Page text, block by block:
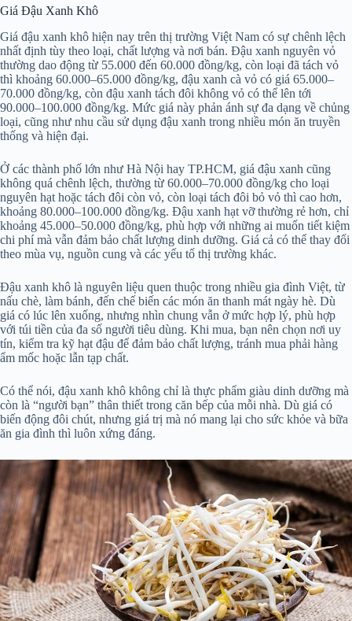
Giá Đậu Xanh Khô
Giá đậu xanh khô hiện nay trên thị trường Việt Nam có sự chênh lệch
nhất định tùy theo loại, chất lượng và nơi bán. Đậu xanh nguyên vỏ
thường dao động từ 55.000 đến 60.000 đồng/kg, còn loại đã tách vỏ
thì khoảng 60.000–65.000 đồng/kg, đậu xanh cà vỏ có giá 65.000–
70.000 đồng/kg, còn đậu xanh tách đôi không vỏ có thể lên tới
90.000–100.000 đồng/kg. Mức giá này phản ánh sự đa dạng về chủng
loại, cũng như nhu cầu sử dụng đậu xanh trong nhiều món ăn truyền
thống và hiện đại.
Ở các thành phố lớn như Hà Nội hay TP.HCM, giá đậu xanh cũng
không quá chênh lệch, thường từ 60.000–70.000 đồng/kg cho loại
nguyên hạt hoặc tách đôi còn vỏ, còn loại tách đôi bỏ vỏ thì cao hơn,
khoảng 80.000–100.000 đồng/kg. Đậu xanh hạt vỡ thường rẻ hơn, chỉ
khoảng 45.000–50.000 đồng/kg, phù hợp với những ai muốn tiết kiệm
chi phí mà vẫn đảm bảo chất lượng dinh dưỡng. Giá cả có thể thay đổi
theo mùa vụ, nguồn cung và các yếu tố thị trường khác.
Đậu xanh khô là nguyên liệu quen thuộc trong nhiều gia đình Việt, từ
nấu chè, làm bánh, đến chế biến các món ăn thanh mát ngày hè. Dù
giá có lúc lên xuống, nhưng nhìn chung vẫn ở mức hợp lý, phù hợp
với túi tiền của đa số người tiêu dùng. Khi mua, bạn nên chọn nơi uy
tín, kiểm tra kỹ hạt đậu để đảm bảo chất lượng, tránh mua phải hàng
ẩm mốc hoặc lẫn tạp chất.
Có thể nói, đậu xanh khô không chỉ là thực phẩm giàu dinh dưỡng mà
còn là “người bạn” thân thiết trong căn bếp của mỗi nhà. Dù giá có
biến động đôi chút, nhưng giá trị mà nó mang lại cho sức khỏe và bữa
ăn gia đình thì luôn xứng đáng.